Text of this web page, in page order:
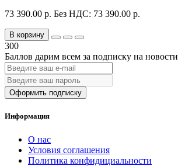
73 390.00 р. Без НДС: 73 390.00 р.
В корзину
300
Баллов дарим всем за подписку на новости
Оформить подписку
Информация
О нас
Условия соглашения
Политика конфидициальности